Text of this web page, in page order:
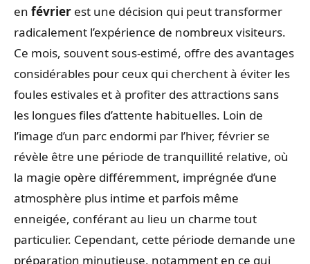
en février est une décision qui peut transformer
radicalement l’expérience de nombreux visiteurs.
Ce mois, souvent sous-estimé, offre des avantages
considérables pour ceux qui cherchent à éviter les
foules estivales et à profiter des attractions sans
les longues files d’attente habituelles. Loin de
l’image d’un parc endormi par l’hiver, février se
révèle être une période de tranquillité relative, où
la magie opère différemment, imprégnée d’une
atmosphère plus intime et parfois même
enneigée, conférant au lieu un charme tout
particulier. Cependant, cette période demande une
préparation minutieuse, notamment en ce qui